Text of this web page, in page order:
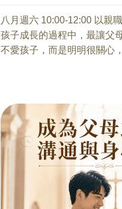
師
備註：
1、自備瑜伽墊、水壺、毛巾
衣褲
八月週六 10:00-12:00 以親
孩子成長的過程中，最讓父
不愛孩子，而是明明很關心
意唱反調，而是正在經歷發
或不知道如何表達自己的感
而父母的著急、擔心與用力
同，被孩子感受到壓力或控
從青少年發展、親子衝突根
訊號與現場降溫技巧出發，
子，也重新看見自己在關係